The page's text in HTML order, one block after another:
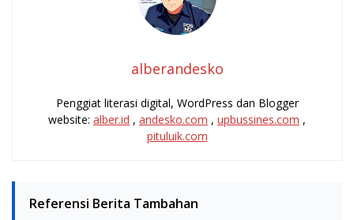
alberandesko
Penggiat literasi digital, WordPress dan Blogger
website: alber.id , andesko.com , upbussines.com ,
pituluik.com
Referensi Berita Tambahan